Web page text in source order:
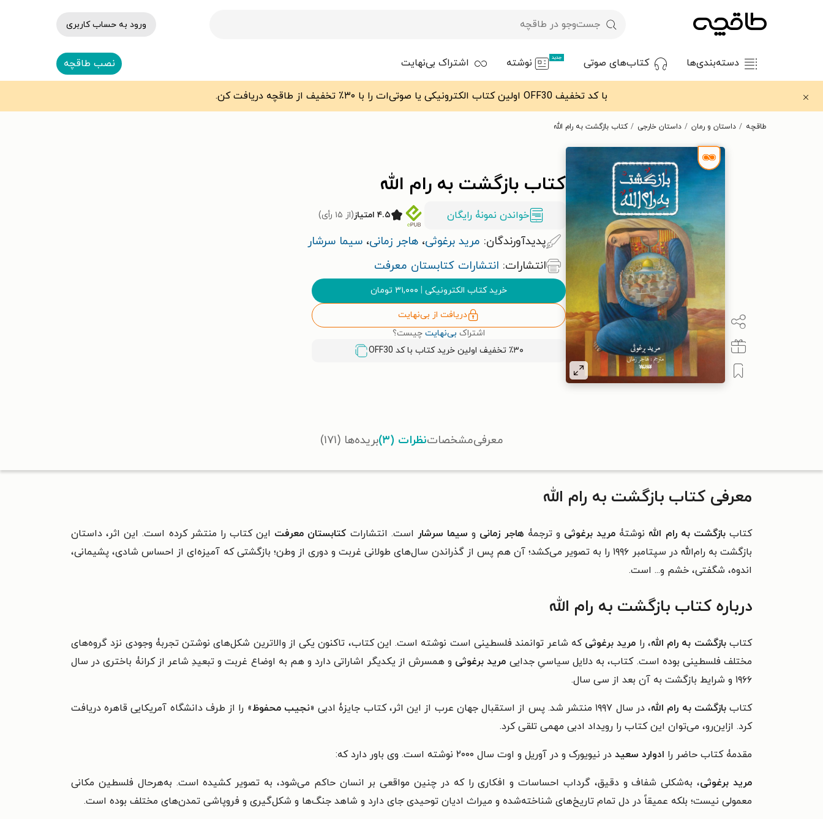
ورود به حساب کاربری
دسته‌بندی‌ها کتاب‌های صوتی جدید نوشته اشتراک بی‌نهایت نصب طاقچه
با کد تخفیف OFF30 اولین کتاب الکترونیکی یا صوتی‌ات را با ۳۰٪ تخفیف از طاقچه دریافت کن.
طاقچه داستان و رمان داستان خارجی کتاب بازگشت به رام الله
کتاب بازگشت به رام الله
خواندن نمونۀ رایگان ۴.۵ امتیاز (از ۱۵ رأی)
پدیدآورندگان: مرید برغوثی، هاجر زمانی، سیما سرشار
انتشارات: انتشارات کتابستان معرفت
خرید کتاب الکترونیکی | ۳۱,۰۰۰ تومان
دریافت از بی‌نهایت
اشتراک بی‌نهایت چیست؟
٪۳۰ تخفیف اولین خرید کتاب با کد
OFF30
معرفیمشخصاتنظرات (۳) بریده‌ها (۱۷۱)
معرفی کتاب بازگشت به رام الله
کتاببازگشت به رام الله نوشتۀ مرید برغوثی و ترجمۀ هاجر زمانی و سیما سرشار است. انتشارات کتابستان معرفت این کتاب را منتشر کرده است. این اثر، داستان
بازگشت به رام‌الله در سپتامبر ۱۹۹۶ را به تصویر می‌کشد؛ آن هم پس از گذراندن سال‌های طولانی غربت و دوری از وطن؛
بازگشتی که آمیزه‌ای از احساس شادی، پشیمانی،
اندوه، شگفتی، خشم و... است.
درباره کتاب بازگشت به رام الله
کتاببازگشت به رام الله، را مرید برغوثی که شاعر توانمند فلسطینی است نوشته است. این کتاب، تاکنون یکی از والاترین شکل‌های نوشتن تجربۀ وجودی نزد گروه‌های
مختلف فلسطینی بوده است.کتاب، به دلایل سیاسیِ جدایی مرید برغوثی و همسرش از یکدیگر اشاراتی دارد و هم به اوضاع غربت و تبعیدِ شاعر از کرانۀ باختری در سال
۱۹۶۶ و شرایط بازگشت به آن بعد از سی سال.
کتاببازگشت به رام الله، در سال ۱۹۹۷ منتشر شد. پس از استقبال جهان عرب از این اثر، کتاب جایزۀ ادبی « نجیب محفوظ» را از طرف دانشگاه آمریکایی قاهره دریافت
کرد. ازاین‌رو، می‌توان این کتاب را رویداد ادبی مهمی تلقی کرد.
مقدمۀ کتاب حاضر را ادوارد سعید در نیویورک و در آوریل و اوت سال ۲۰۰۰ نوشته است. وی باور دارد که:
مرید برغوثی، به‌شکلی شفاف و دقیق، گرداب احساسات و افکاری را که در چنین مواقعی بر انسان حاکم می‌شود، به تصویر کشیده است. به‌هرحال فلسطین مکانی
معمولی نیست؛ بلکه عمیقاً در دل تمام تاریخ‌های شناخته‌شده و میراث ادیان توحیدی جای دارد و شاهد جنگ‌ها و شکل‌گیری و فروپاشی تمدن‌های مختلف بوده است.